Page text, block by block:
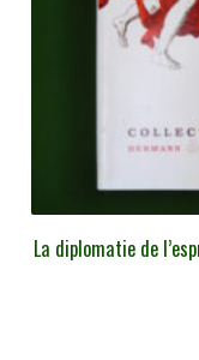
La diplomatie de